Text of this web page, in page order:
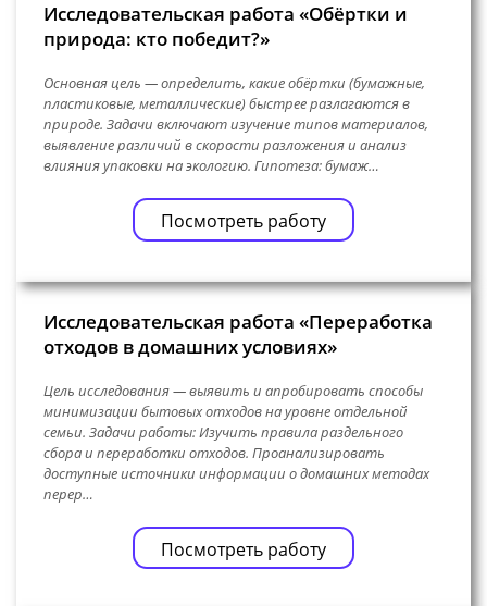
Исследовательская работа «Обёртки и
природа: кто победит?»
Основная цель — определить, какие обёртки (бумажные,
пластиковые, металлические) быстрее разлагаются в
природе. Задачи включают изучение типов материалов,
выявление различий в скорости разложения и анализ
влияния упаковки на экологию. Гипотеза: бумаж…
Посмотреть работу
Исследовательская работа «Переработка
отходов в домашних условиях»
Цель исследования — выявить и апробировать способы
минимизации бытовых отходов на уровне отдельной
семьи. Задачи работы: Изучить правила раздельного
сбора и переработки отходов. Проанализировать
доступные источники информации о домашних методах
перер…
Посмотреть работу